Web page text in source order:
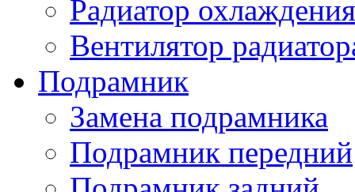
Радиатор
Вентилятор
Подрамник
Замена подрамника
Подрамник передний